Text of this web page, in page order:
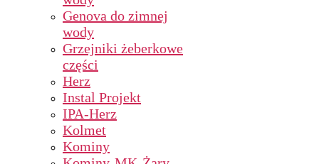
Genova do zimnej
wody
Grzejniki żeberkowe
części
Herz
Instal Projekt
IPA-Herz
Kolmet
Kominy